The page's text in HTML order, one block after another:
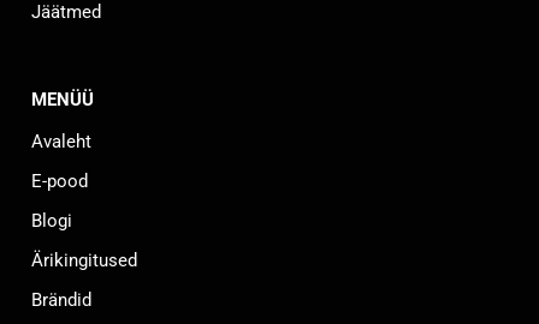
Jäätmed
MENÜÜ
Avaleht
E-pood
Blogi
Ärikingitused
Brändid